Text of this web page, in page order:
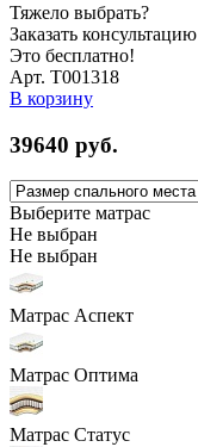
Тяжело выбрать?
Заказать консультацию
Это бесплатно!
Арт. Т001318
В корзину
39640 руб.
Выберите матрас
Не выбран
Не выбран
Матрас Аспект
Матрас Оптима
Матрас Статус